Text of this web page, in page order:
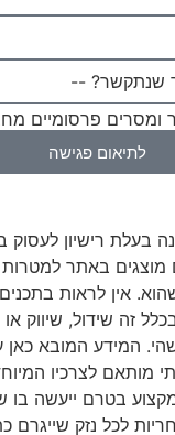
ומסרים פרסומיים
לתיאום פגישה
בעלת רישיון לעסוק
מוצגים באתר
אין לראות
זה שידול, שיווק
המידע המובא כאן
מותאם לצרכיו
בטרם ייעשה בו
לכל נזק שייגרם